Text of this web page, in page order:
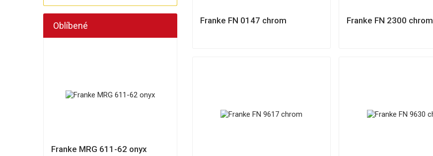
Franke FN 0147 chrom Franke FN 2300 chrom
Oblíbené
Franke MRG 611-62 onyx